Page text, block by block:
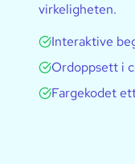
virkeligheten.
Interaktive
Ordoppsett i
Fargekodet